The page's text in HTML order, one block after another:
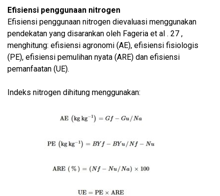
Efisiensi penggunaan nitrogen
Efisiensi penggunaan nitrogen dievaluasi menggunakan
pendekatan yang disarankan oleh Fageria et al . 27 ,
menghitung: efisiensi agronomi (AE), efisiensi fisiologis
(PE), efisiensi pemulihan nyata (ARE) dan efisiensi
pemanfaatan (UE).
Indeks nitrogen dihitung menggunakan: